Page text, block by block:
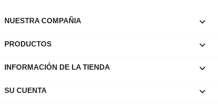
NUESTRA COMPAÑIA 
PRODUCTOS 
INFORMACIÓN DE LA TIENDA keyboard_arrow_down
SU CUENTA 